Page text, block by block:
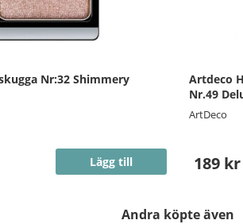
Nr:32 Shimmery
Lägg till
Artdeco
Nr.49
ArtDeco
189 kr
Andra köpte även